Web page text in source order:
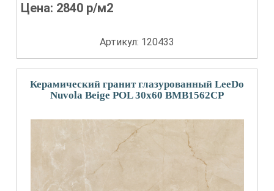
Цена: 2840 р/м2
Артикул: 120433
Керамический гранит глазурованный LeeDo
Nuvola Beige POL 30x60 BMB1562CP